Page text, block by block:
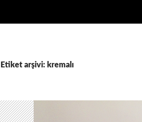
Etiket arşivi: kremalı